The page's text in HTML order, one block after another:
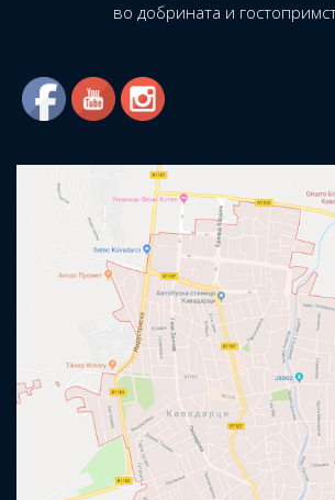
во добрината и